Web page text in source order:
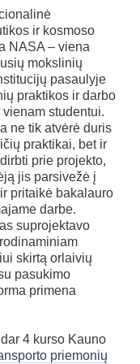
ir kosmoso
NASA – viena
mokslinių
pasaulyje
praktikos ir darbo
studentui.
ne tik atvėrė duris
praktikai, bet ir
prie projekto,
jis parsivežė į
pritaikė bakalauro
darbe.
suprojektavo
skirtą orlaivių
pasukimo
primena
4 kurso Kauno
priemonių